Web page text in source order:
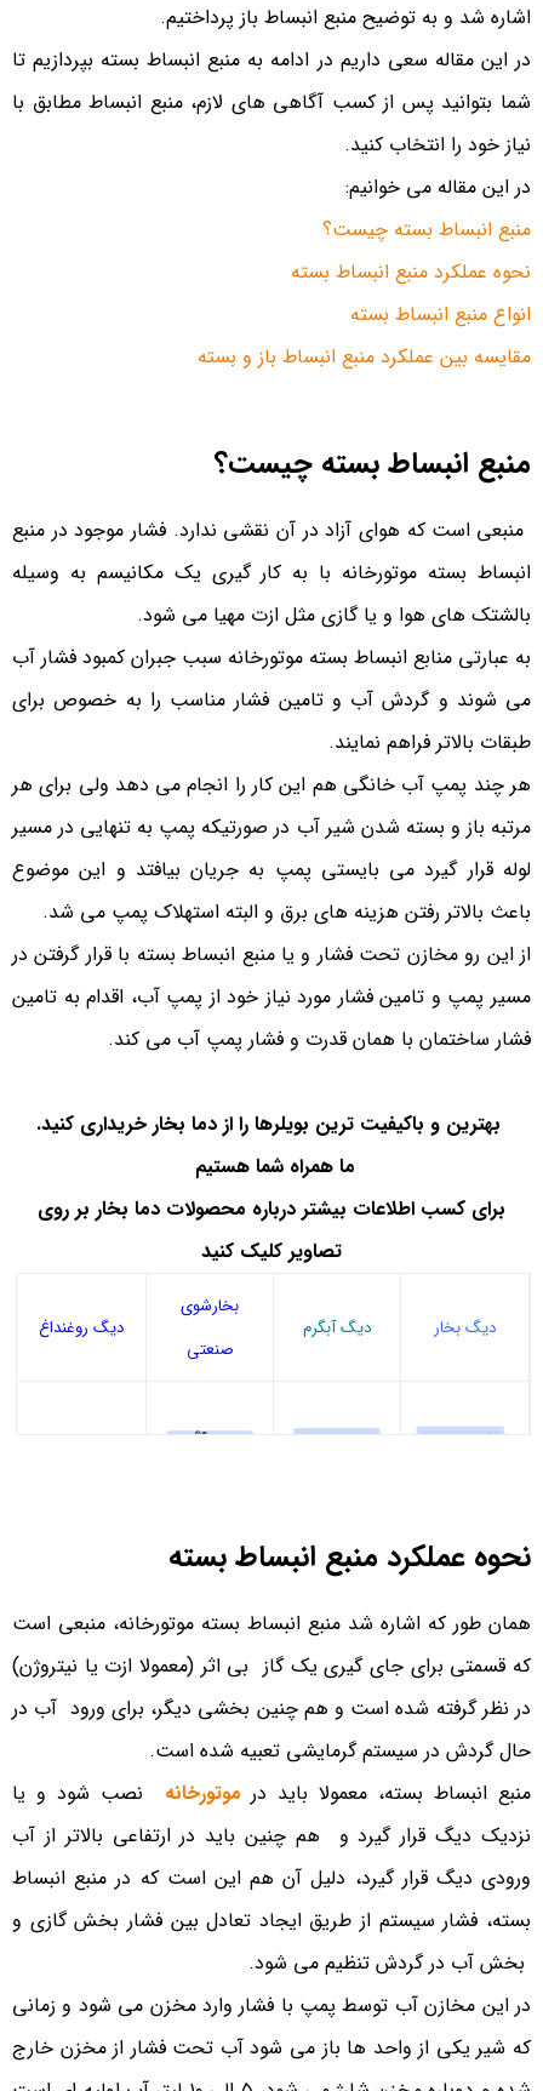
اشاره شد و به توضیح منبع انبساط باز پرداختیم.
در این مقاله سعی داریم در ادامه به منبع انبساط بسته بپردازیم تا
شما بتوانید پس از کسب آگاهی های لازم، منبع انبساط مطابق با
نیاز خود را انتخاب کنید.
در این مقاله می خوانیم:
منبع انبساط بسته چیست؟
نحوه عملکرد منبع انبساط بسته
انواع منبع انبساط بسته
مقایسه بین عملکرد منبع انبساط باز و بسته
منبع انبساط بسته چیست؟
منبعی است که هوای آزاد در آن نقشی ندارد. فشار موجود در منبع
انبساط بسته موتورخانه با به کار گیری یک مکانیسم به وسیله
بالشتک های هوا و یا گازی مثل ازت مهیا می شود.
به عبارتی منابع انبساط بسته موتورخانه سبب جبران کمبود فشار آب
می شوند و گردش آب و تامین فشار مناسب را به خصوص برای
طبقات بالاتر فراهم نمایند.
هر چند پمپ آب خانگی هم این کار را انجام می دهد ولی برای هر
مرتبه باز و بسته شدن شیر آب در صورتیکه پمپ به تنهایی در مسیر
لوله قرار گیرد می بایستی پمپ به جریان بیافتد و این موضوع
باعث بالاتر رفتن هزینه های برق و البته استهلاک پمپ می شد.
از این رو مخازن تحت فشار و یا منبع انبساط بسته با قرار گرفتن در
مسیر پمپ و تامین فشار مورد نیاز خود از پمپ آب، اقدام به تامین
فشار ساختمان با همان قدرت و فشار پمپ آب می کند.
بهترین و باکیفیت ترین بویلرها را از دما بخار خریداری کنید.
ما همراه شما هستیم
برای کسب اطلاعات بیشتر درباره محصولات دما بخار بر روی
تصاویر کلیک کنید
دیگ بخار دیگ آبگرم
بخارشوی
صنعتی
دیگ روغنداغ
ها تماس بگیرید:05138472536-
09388037440
نحوه عملکرد منبع انبساط بسته
همان طور که اشاره شد منبع انبساط بسته موتورخانه، منبعی است
که قسمتی برای جای گیری یک گاز بی اثر (معمولا ازت یا نیتروژن)
در نظر گرفته شده است و هم چنین بخشی دیگر، برای ورود آب در
حال گردش در سیستم گرمایشی تعبیه شده است.
منبع انبساط بسته، معمولا باید در موتورخانه
نصب شود و یا
نزدیک دیگ قرار گیرد و هم چنین باید در ارتفاعی بالاتر از آب
ورودی دیگ قرار گیرد، دلیل آن هم این است که در منبع انبساط
بسته، فشار سیستم از طریق ایجاد تعادل بین فشار بخش گازی و
بخش آب در گردش تنظیم می شود.
در این مخازن آب توسط پمپ با فشار وارد مخزن می شود و زمانی
که شیر یکی از واحد ها باز می شود آب تحت فشار از مخزن خارج